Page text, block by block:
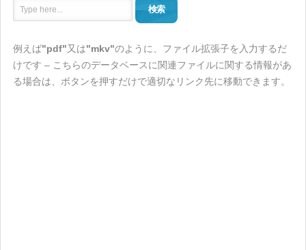
検索
例えば"pdf"又は"mkv"のように、ファイル拡張子を入力するだ
けです – こちらのデータベースに関連ファイルに関する情報があ
る場合は、ボタンを押すだけで適切なリンク先に移動できます。